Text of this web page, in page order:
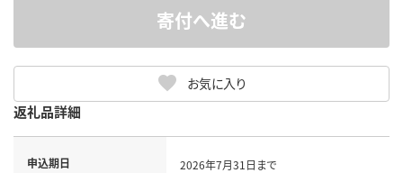
お気に入り
寄付へ進む
返礼品詳細
申込期日 2026年7月31日まで